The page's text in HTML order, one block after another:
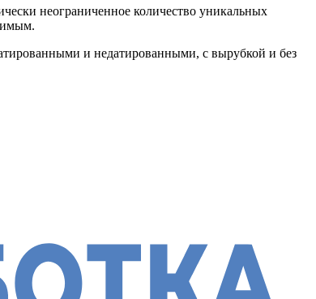
неограниченное количество уникальных
и недатированными, с вырубкой и без